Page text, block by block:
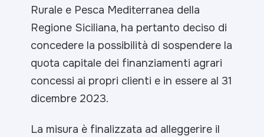
Rurale e Pesca Mediterranea della
Regione Siciliana, ha pertanto deciso di
concedere la possibilità di sospendere la
quota capitale dei finanziamenti agrari
concessi ai propri clienti e in essere al 31
dicembre 2023.
La misura è finalizzata ad alleggerire il